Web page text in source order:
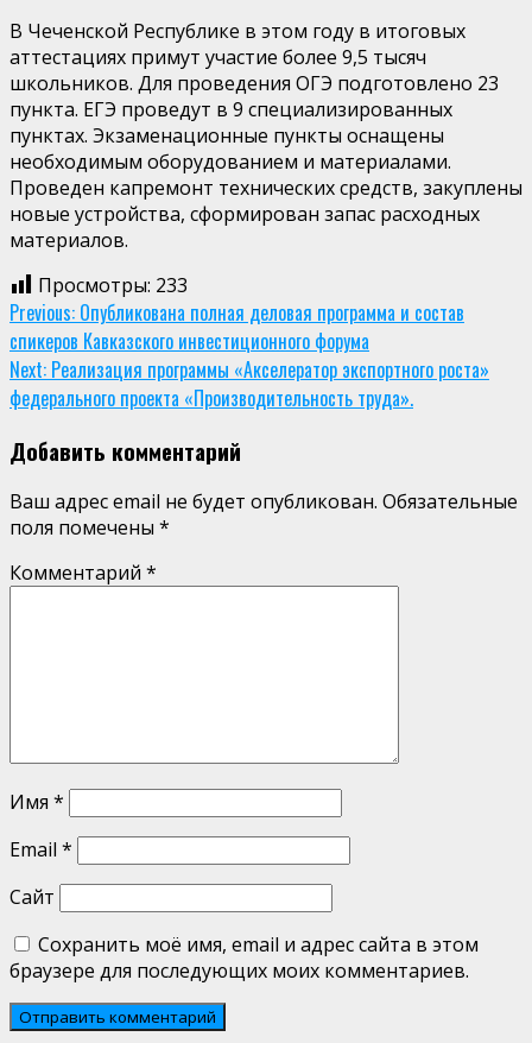
В Чеченской Республике в этом году в итоговых
аттестациях примут участие более 9,5 тысяч
школьников. Для проведения ОГЭ подготовлено 23
пункта. ЕГЭ проведут в 9 специализированных
пунктах. Экзаменационные пункты оснащены
необходимым оборудованием и материалами.
Проведен капремонт технических средств, закуплены
новые устройства, сформирован запас расходных
материалов.
Просмотры: 233
Continue
Reading
Previous: Опубликована полная деловая программа и состав
спикеров Кавказского инвестиционного форума
Next: Реализация программы «Акселератор экспортного роста»
федерального проекта «Производительность труда».
Добавить комментарий
Ваш адрес email не будет опубликован. Обязательные
поля помечены *
Комментарий *
Имя *
Email *
Сайт
Сохранить моё имя, email и адрес сайта в этом
браузере для последующих моих комментариев.